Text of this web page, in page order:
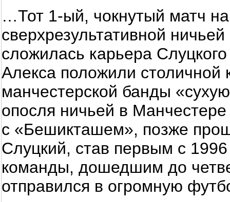
…Тот 1-ый, чокнутый матч
сверхрезультативной
сложилась карьера
Алекса положили
манчестерской банды
опосля ничьей в
с «Бешикташем», позже
Слуцкий, став первым с
команды, дошедшим до
отправился в огромную